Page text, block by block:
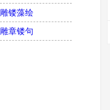
雕镂藻绘
雕章镂句